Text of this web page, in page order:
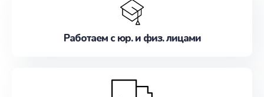
Работаем с юр. и физ. лицами